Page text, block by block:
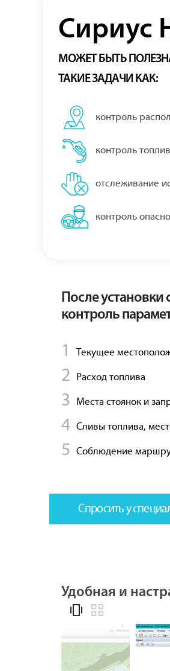
Сириус
МОЖЕТ БЫТЬ
ТАКИЕ ЗАДАЧИ КАК:
контроль
контроль
отслеживание
контроль
После установки
контроль
Текущее
Расход топлива
Места стоянок и
Сливы топлива,
Соблюдение
Спросить у
Удобная и